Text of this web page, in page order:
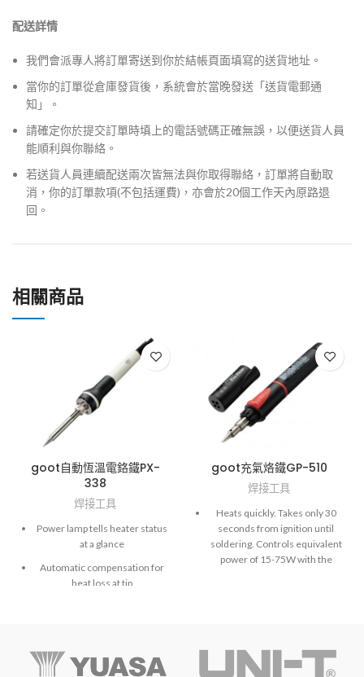
配送詳情
我們會派專人將訂單寄送到你於結帳頁面填寫的送貨地址。
當你的訂單從倉庫發貨後，系統會於當晚發送「送貨電郵通
知」。
請確定你於提交訂單時填上的電話號碼正確無誤，以便送貨人員
能順利與你聯絡。
若送貨人員連續配送兩次皆無法與你取得聯絡，訂單將自動取
消，你的訂單款項(不包括運費)，亦會於20個工作天內原路退
回。
相關商品
goot自動恆溫電鉻鐵PX-
338
焊接工具
Power lamp tells heater status
at a glance
Automatic compensation for
heat loss at tip
allows lead-free solder
goot充氣烙鐵GP-510
焊接工具
Heats quickly. Takes only 30
seconds from ignition until
soldering. Controls equivalent
power of 15-75W with the
between refills (when used at
max. temperature as a